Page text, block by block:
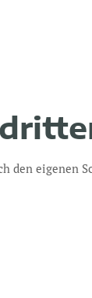
den eigenen